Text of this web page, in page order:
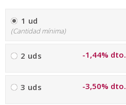
1 ud
(Cantidad mínima)
2 uds -1,44% dto.
3 uds -3,50% dto.